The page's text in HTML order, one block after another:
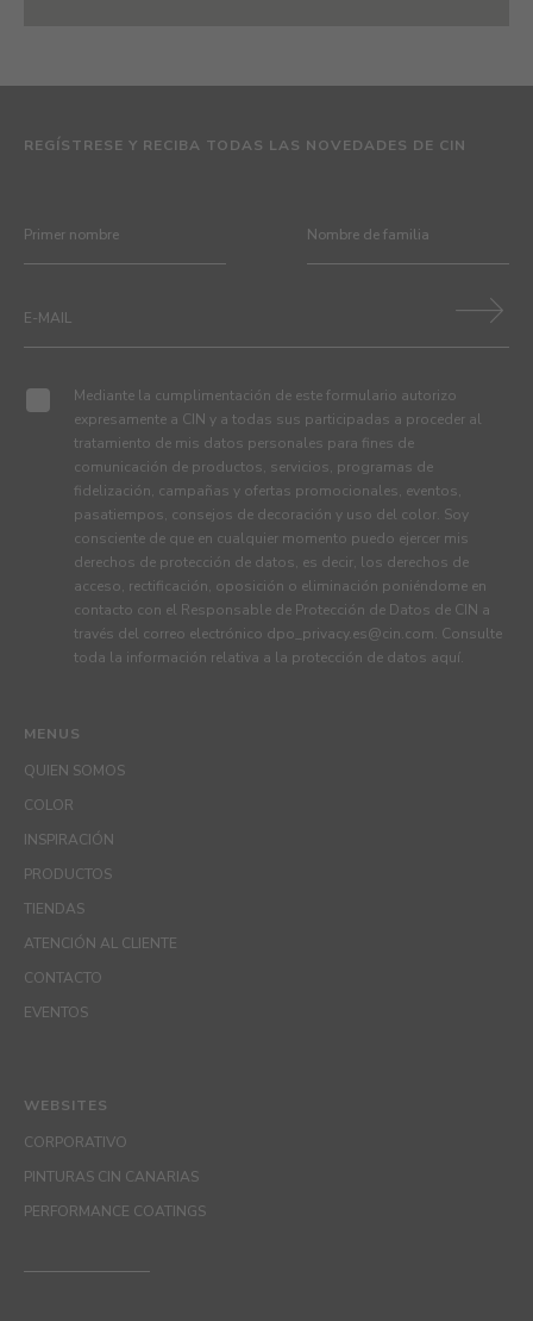
MENUS
QUIEN SOMOS
COLOR
INSPIRACIÓN
PRODUCTOS
TIENDAS
ATENCIÓN AL CLIENTE
CONTACTO
EVENTOS
REGÍSTRESE Y RECIBA TODAS LAS NOVEDADES DE CIN
Mediante la cumplimentación de este formulario autorizo
expresamente a CIN y a todas sus participadas a proceder al
tratamiento de mis datos personales para fines de
comunicación de productos, servicios, programas de
fidelización, campañas y ofertas promocionales, eventos,
pasatiempos, consejos de decoración y uso del color. Soy
consciente de que en cualquier momento puedo ejercer mis
derechos de protección de datos, es decir, los derechos de
acceso, rectificación, oposición o eliminación poniéndome en
contacto con el Responsable de Protección de Datos de CIN a
través del correo electrónico dpo_privacy.es@cin.com. Consulte
toda la información relativa a la protección de datos aquí.
WEBSITES
CORPORATIVO
PINTURAS CIN CANARIAS
PERFORMANCE COATINGS